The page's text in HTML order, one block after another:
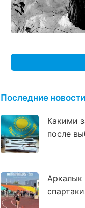
Последние новости
Какими
после
Аркалык